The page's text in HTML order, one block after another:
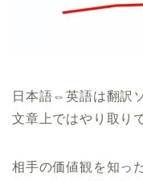
日本語⇔英語は翻訳
文章上ではやり取り
相手の価値観を知っ